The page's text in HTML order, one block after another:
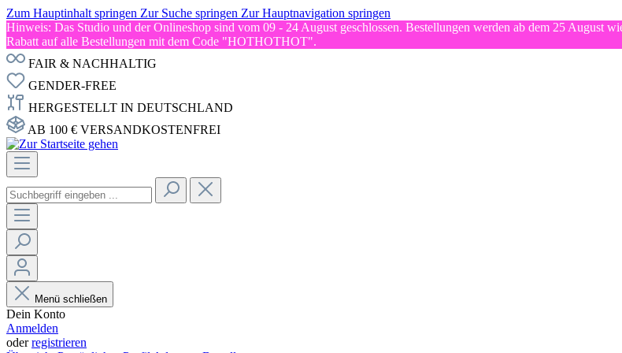
Zum Hauptinhalt springen Zur Suche springen Zur Hauptnavigation springen
Hinweis: Das Studio und der Onlineshop sind vom 09 - 24 August geschlossen. Bestellungen werden ab dem 25 August
Rabatt auf alle Bestellungen mit dem Code "HOTHOTHOT".
FAIR & NACHHALTIG
GENDER-FREE
HERGESTELLT IN DEUTSCHLAND
AB 100 € VERSANDKOSTENFREI
Menü schließen
Dein Konto
Anmelden
oderregistrieren